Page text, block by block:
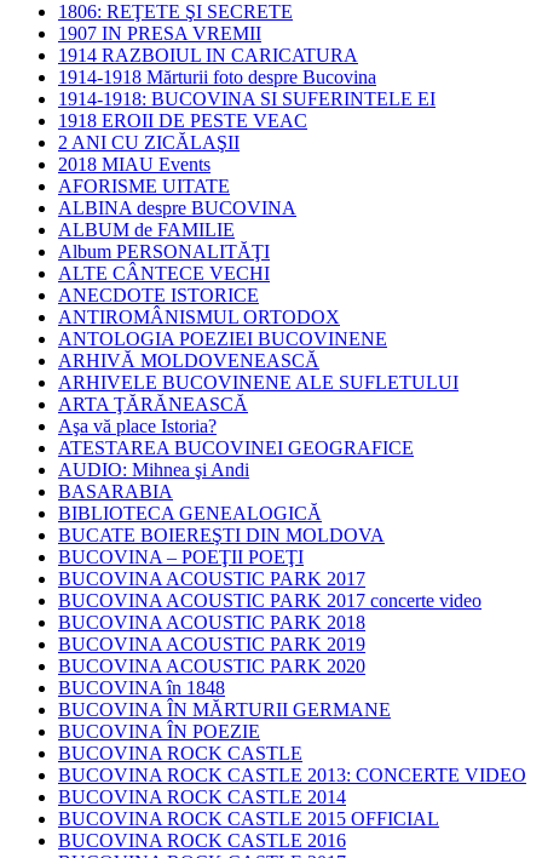
1806: REŢETE ŞI SECRETE
1907 IN PRESA VREMII
1914 RAZBOIUL IN CARICATURA
1914-1918 Mărturii foto despre Bucovina
1914-1918: BUCOVINA SI SUFERINTELE EI
1918 EROII DE PESTE VEAC
2 ANI CU ZICĂLAŞII
2018 MIAU Events
AFORISME UITATE
ALBINA despre BUCOVINA
ALBUM de FAMILIE
Album PERSONALITĂŢI
ALTE CÂNTECE VECHI
ANECDOTE ISTORICE
ANTIROMÂNISMUL ORTODOX
ANTOLOGIA POEZIEI BUCOVINENE
ARHIVĂ MOLDOVENEASCĂ
ARHIVELE BUCOVINENE ALE SUFLETULUI
ARTA ŢĂRĂNEASCĂ
Aşa vă place Istoria?
ATESTAREA BUCOVINEI GEOGRAFICE
AUDIO: Mihnea şi Andi
BASARABIA
BIBLIOTECA GENEALOGICĂ
BUCATE BOIEREŞTI DIN MOLDOVA
BUCOVINA – POEŢII POEŢI
BUCOVINA ACOUSTIC PARK 2017
BUCOVINA ACOUSTIC PARK 2017 concerte video
BUCOVINA ACOUSTIC PARK 2018
BUCOVINA ACOUSTIC PARK 2019
BUCOVINA ACOUSTIC PARK 2020
BUCOVINA în 1848
BUCOVINA ÎN MĂRTURII GERMANE
BUCOVINA ÎN POEZIE
BUCOVINA ROCK CASTLE
BUCOVINA ROCK CASTLE 2013: CONCERTE VIDEO
BUCOVINA ROCK CASTLE 2014
BUCOVINA ROCK CASTLE 2015 OFFICIAL
BUCOVINA ROCK CASTLE 2016